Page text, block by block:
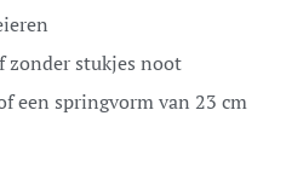
zonder stukjes noot
een springvorm van 23 cm